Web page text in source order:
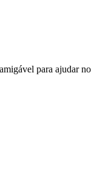
para ajudar